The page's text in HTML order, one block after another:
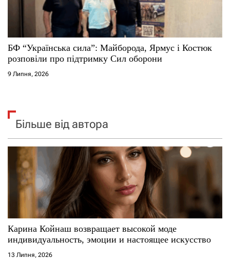
БФ “Українська сила”: Майборода, Ярмус і Костюк
розповіли про підтримку Сил оборони
9 Липня, 2026
Більше від автора
Карина Койнаш возвращает высокой моде
индивидуальность, эмоции и настоящее искусство
13 Липня, 2026